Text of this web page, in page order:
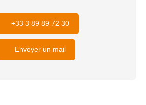
+33 3 89 89 72 30
Envoyer un mail